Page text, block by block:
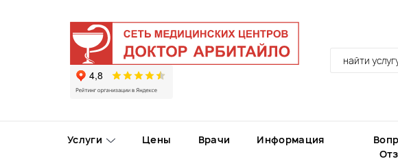
Услуги Цены Врачи Информация